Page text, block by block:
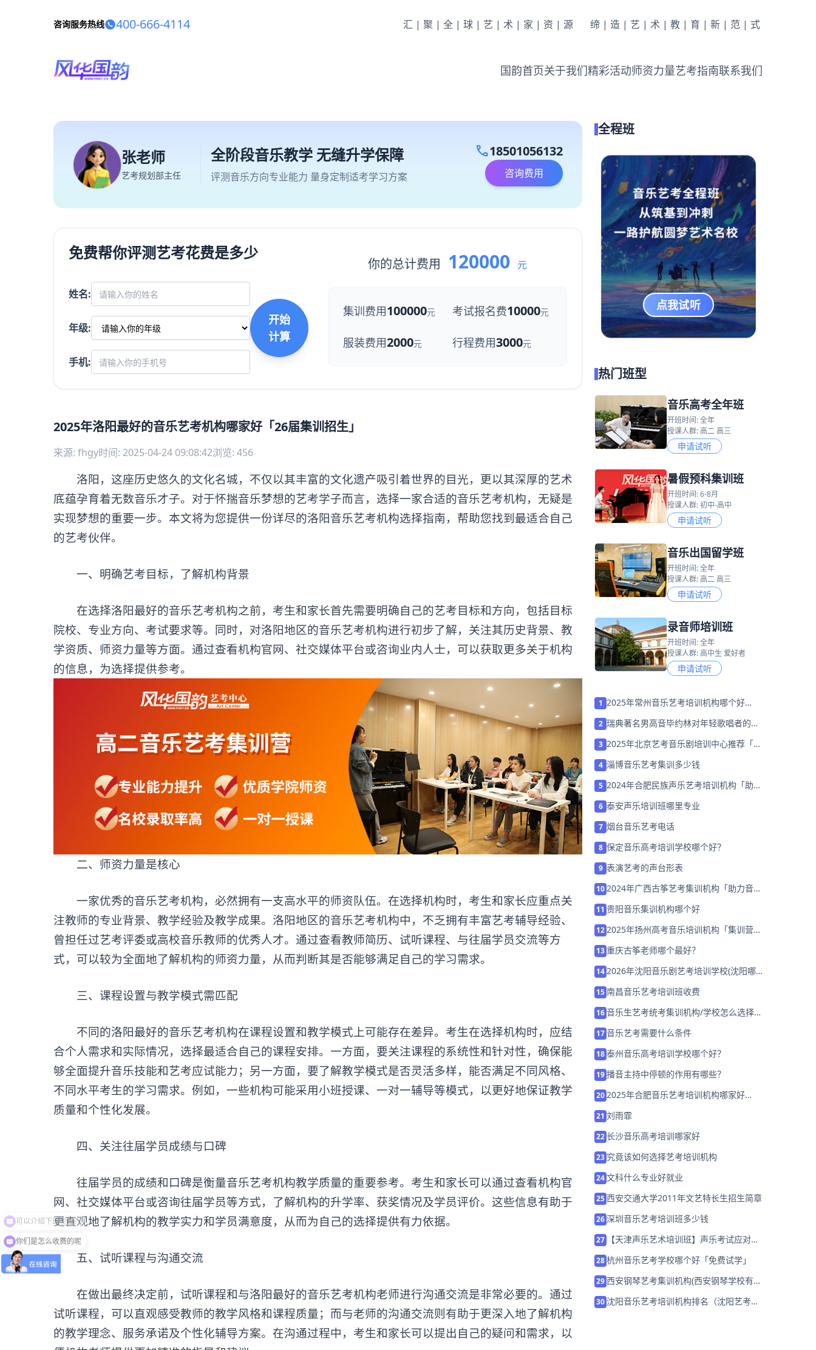
咨询服务热线 400-666-4114 汇|聚|全|球|艺|术|家|资|源 缔|造|艺|术|教|育|新|范|式
国韵首页关于我们精彩活动师资力量艺考指南联系我们
张老师
艺考规划部主任
全阶段音乐教学 无缝升学保障
评测音乐方向专业能力 量身定制适考学习方案
call18501056132
咨询费用
免费帮你评测艺考花费是多少
姓名:
年级:
手机:
开始
计算
你的总计费用 120000 元
集训费用100000元 考试报名费10000元
服装费用2000元 行程费用3000元
2025年洛阳最好的音乐艺考机构哪家好「26届集训招生」
来源: fhgy时间: 2025-04-24 09:08:42浏览: 456
洛阳，这座历史悠久的文化名城，不仅以其丰富的文化遗产吸引着世界的目光，更以其深厚的艺术
底蕴孕育着无数音乐才子。对于怀揣音乐梦想的艺考学子而言，选择一家合适的音乐艺考机构，无疑是
实现梦想的重要一步。本文将为您提供一份详尽的洛阳音乐艺考机构选择指南，帮助您找到最适合自己
的艺考伙伴。
‌一、明确艺考目标，了解机构背景‌
在选择洛阳最好的音乐艺考机构之前，考生和家长首先需要明确自己的艺考目标和方向，包括目标
院校、专业方向、考试要求等。同时，对洛阳地区的音乐艺考机构进行初步了解，关注其历史背景、教
学资质、师资力量等方面。通过查看机构官网、社交媒体平台或咨询业内人士，可以获取更多关于机构
的信息，为选择提供参考。
‌二、师资力量是核心‌
一家优秀的音乐艺考机构，必然拥有一支高水平的师资队伍。在选择机构时，考生和家长应重点关
注教师的专业背景、教学经验及教学成果。洛阳地区的音乐艺考机构中，不乏拥有丰富艺考辅导经验、
曾担任过艺考评委或高校音乐教师的优秀人才。通过查看教师简历、试听课程、与往届学员交流等方
式，可以较为全面地了解机构的师资力量，从而判断其是否能够满足自己的学习需求。
‌三、课程设置与教学模式需匹配‌
不同的洛阳最好的音乐艺考机构在课程设置和教学模式上可能存在差异。考生在选择机构时，应结
合个人需求和实际情况，选择最适合自己的课程安排。一方面，要关注课程的系统性和针对性，确保能
够全面提升音乐技能和艺考应试能力；另一方面，要了解教学模式是否灵活多样，能否满足不同风格、
不同水平考生的学习需求。例如，一些机构可能采用小班授课、一对一辅导等模式，以更好地保证教学
质量和个性化发展。
四、关注往届学员成绩与口碑‌
往届学员的成绩和口碑是衡量音乐艺考机构教学质量的重要参考。考生和家长可以通过查看机构官
网、社交媒体平台或咨询往届学员等方式，了解机构的升学率、获奖情况及学员评价。这些信息有助于
更直观地了解机构的教学实力和学员满意度，从而为自己的选择提供有力依据。
‌五、试听课程与沟通交流‌
在做出最终决定前，试听课程和与洛阳最好的音乐艺考机构老师进行沟通交流是非常必要的。通过
试听课程，可以直观感受教师的教学风格和课程质量；而与老师的沟通交流则有助于更深入地了解机构
的教学理念、服务承诺及个性化辅导方案。在沟通过程中，考生和家长可以提出自己的疑问和需求，以
全程班
点我试听
热门班型
音乐高考全年班
开班时间: 全年
授课人群: 高二 高三
申请试听
暑假预科集训班
开班时间: 6-8月
授课人群: 初中-高中
申请试听
音乐出国留学班
开班时间: 全年
授课人群: 高二 高三
申请试听
录音师培训班
开班时间: 全年
授课人群: 高中生 爱好者
申请试听
1 2025年常州音乐艺考培训机构哪个好
2 瑞典著名男高音毕约林对年轻歌唱者的一
3 2025年北京艺考音乐剧培训中心推荐「考
4 淄博音乐艺考集训多少钱
5 2024年合肥民族声乐艺考培训机构「助力
6 泰安声乐培训班哪里专业
7 烟台音乐艺考电话
8 保定音乐高考培训学校哪个好？
9 表演艺考的声台形表
102024年广西古筝艺考集训机构「助力音乐
11 贵阳音乐集训机构哪个好
122025年扬州高考音乐培训机构「集训营招
13重庆古筝老师哪个最好？
142026年沈阳音乐剧艺考培训学校(沈阳哪
15南昌音乐艺考培训班收费
16音乐生艺考统考集训机构/学校怎么选择
17音乐艺考需要什么条件
18泰州音乐高考培训学校哪个好？
19播音主持中停顿的作用有哪些？
202025年合肥音乐艺考培训机构哪家好
21 刘雨霏
22长沙音乐高考培训哪家好
23 究竟该如何选择艺考培训机构
24文科什么专业好就业
25西安交通大学2011年文艺特长生招生简章
26深圳音乐艺考培训班多少钱
27
【天津声乐艺术培训班】声乐考试应对技
28杭州音乐艺考学校哪个好「免费试学」
29西安钢琴艺考集训机构(西安钢琴学校有哪
30沈阳音乐艺考培训机构排名（沈阳艺考机
你们是怎么收费的呢